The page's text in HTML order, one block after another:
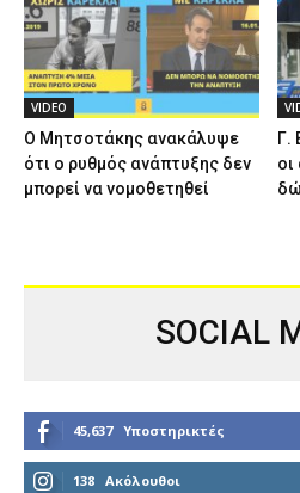
VIDEO
Ο Μητσοτάκης ανακάλυψε
ότι ο ρυθμός ανάπτυξης δεν
μπορεί να νομοθετηθεί
Γ.
οι
SOCIAL
45,637 Υποστηρικτές
138 Ακόλουθοι